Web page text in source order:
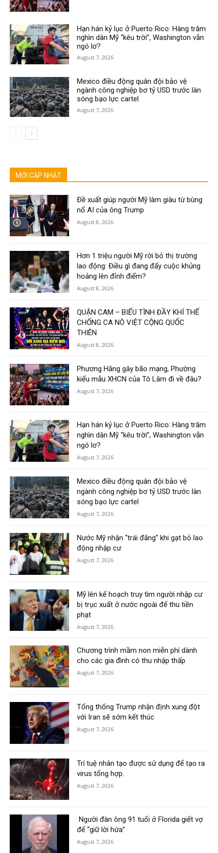
Hạn hán kỷ lục ở Puerto Rico: Hàng trăm
nghìn dân Mỹ “kêu trời”, Washington vẫn
ngó lơ?
August 7, 2026
Mexico điều động quân đội bảo vệ
ngành công nghiệp bơ tỷ USD trước làn
sóng bạo lực cartel
August 7, 2026
MỚI CẬP NHẬT
Đề xuất giúp người Mỹ làm giàu từ bùng
nổ AI của ông Trump
August 8, 2026
Hơn 1 triệu người Mỹ rời bỏ thị trường
lao động: Điều gì đang đẩy cuộc khủng
hoảng lên đỉnh điểm?
August 8, 2026
QUẬN CAM – BIỂU TÌNH ĐẦY KHÍ THẾ
CHỐNG CA NÔ VIỆT CỘNG QUỐC
THIÊN
August 8, 2026
Phương Hằng gây bão mạng, Phường
kiểu mẫu XHCN của Tô Lâm đi về đâu?
August 7, 2026
Hạn hán kỷ lục ở Puerto Rico: Hàng trăm
nghìn dân Mỹ “kêu trời”, Washington vẫn
ngó lơ?
August 7, 2026
Mexico điều động quân đội bảo vệ
ngành công nghiệp bơ tỷ USD trước làn
sóng bạo lực cartel
August 7, 2026
Nước Mỹ nhận “trái đắng” khi gạt bỏ lao
động nhập cư
August 7, 2026
Mỹ lên kế hoạch truy tìm người nhập cư
bị trục xuất ở nước ngoài để thu tiền
phạt
August 7, 2026
Chương trình mầm non miễn phí dành
cho các gia đình có thu nhập thấp
August 7, 2026
Tổng thống Trump nhận định xung đột
với Iran sẽ sớm kết thúc
August 7, 2026
Trí tuệ nhân tạo được sử dụng để tạo ra
virus tổng hợp.
August 7, 2026
Người đàn ông 91 tuổi ở Florida giết vợ
để “giữ lời hứa”
August 7, 2026